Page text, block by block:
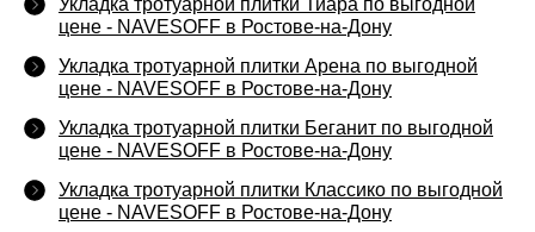
Укладка тротуарной плитки Тиара по выгодной
цене - NAVESOFF в Ростове-на-Дону
Укладка тротуарной плитки Арена по выгодной
цене - NAVESOFF в Ростове-на-Дону
Укладка тротуарной плитки Беганит по выгодной
цене - NAVESOFF в Ростове-на-Дону
Укладка тротуарной плитки Классико по выгодной
цене - NAVESOFF в Ростове-на-Дону